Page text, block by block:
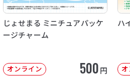
じょせまる ミニチュアパッケ
ージチャーム
オンライン 500円
ハ